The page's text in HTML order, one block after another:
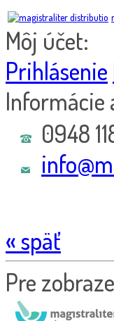
Môj účet:
Prihlásenie
Informácie
0948
« späť
Pre